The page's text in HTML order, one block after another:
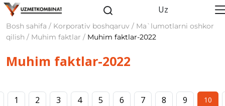
Uz
Bosh sahifa / Korporativ boshqaruv / Ma`lumotlarni oshkor
qilish / Muhim faktlar / Muhim faktlar-2022
Muhim faktlar-2022
1 2 3 4 5 6 7 8 9 10